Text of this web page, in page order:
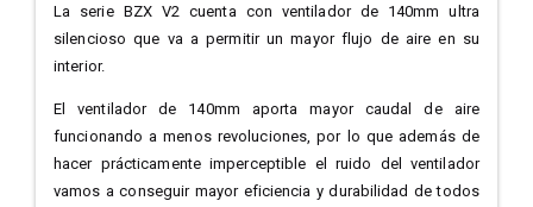
La serie BZX V2 cuenta con ventilador de 140mm ultra
silencioso que va a permitir un mayor flujo de aire en su
interior.
El ventilador de 140mm aporta mayor caudal de aire
funcionando a menos revoluciones, por lo que además de
hacer prácticamente imperceptible el ruido del ventilador
vamos a conseguir mayor eficiencia y durabilidad de todos